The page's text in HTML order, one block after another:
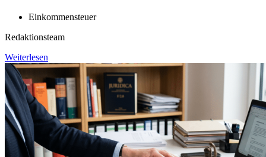
Einkommensteuer
Redaktionsteam
Weiterlesen